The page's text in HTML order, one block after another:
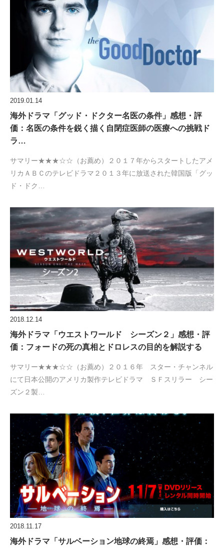
2019.01.14
海外ドラマ「グッド・ドクター名医の条件」感想・評
価：名医の条件を鋭く描く自閉症医師の医療への挑戦ド
ラ…
サマリー★★★☆☆（お薦め）２０１７年からスタートしたアメ
リカＡＢＣのテレビドラマ２０１３年に放送された韓国版「グッ
ド・ドク…
2018.12.14
海外ドラマ「ウエストワールド シーズン２」感想・評
価：フォードの死の真相とドロレスの目的を解説する
サマリー★★★☆☆（お薦め）２０１６年 スター・チャンネル
にて日本公開のアメリカ製作テレビドラマ ＳＦスリラー シー
ズン２製…
2018.11.17
海外ドラマ「サルベーション地球の終焉」感想・評価：